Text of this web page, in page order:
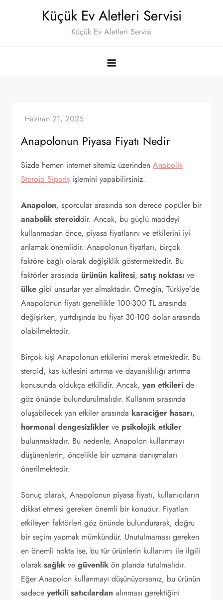
Küçük Ev Aletleri Servisi
Küçük Ev Aletleri Servisi
Anapolonun Piyasa Fiyatı Nedir
Sizde hemen internet sitemiz üzerindenAnabolik
Steroid Sipariş işlemini yapabilirsiniz.
Anapolon, sporcular arasında son derece popüler bir
anabolik steroiddir. Ancak, bu güçlü maddeyi
kullanmadan önce, piyasa fiyatlarını ve etkilerini iyi
anlamak önemlidir. Anapolonun fiyatları, birçok
faktöre bağlı olarak değişiklik göstermektedir. Bu
faktörler arasında ürünün kalitesi,satış noktası ve
ülke gibi unsurlar yer almaktadır. Örneğin, Türkiye’de
Anapolonun fiyatı genellikle 100-300 TL arasında
değişirken, yurtdışında bu fiyat 30-100 dolar arasında
olabilmektedir.
Birçok kişi Anapolonun etkilerini merak etmektedir. Bu
steroid, kas kütlesini artırma ve dayanıklılığı artırma
konusunda oldukça etkilidir. Ancak,yan etkileri de
göz önünde bulundurulmalıdır. Kullanım sırasında
oluşabilecek yan etkiler arasında karaciğer hasarı,
hormonal dengesizlikler ve psikolojik etkiler
bulunmaktadır. Bu nedenle, Anapolon kullanmayı
düşünenlerin, öncelikle bir uzmana danışmaları
önerilmektedir.
Sonuç olarak, Anapolonun piyasa fiyatı, kullanıcıların
dikkat etmesi gereken önemli bir konudur. Fiyatları
etkileyen faktörleri göz önünde bulundurarak, doğru
bir seçim yapmak mümkündür. Unutulmaması gereken
en önemli nokta ise, bu tür ürünlerin kullanımı ile ilgili
olaraksağlık vegüvenlik ön planda tutulmalıdır.
Eğer Anapolon kullanmayı düşünüyorsanız, bu ürünün
sadeceyetkili satıcılardan alınması gerektiğini